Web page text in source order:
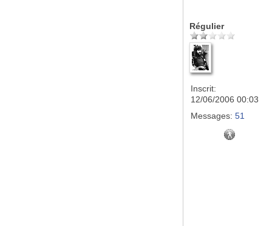
Régulier
Inscrit:
12/06/2006 00:03
Messages: 51